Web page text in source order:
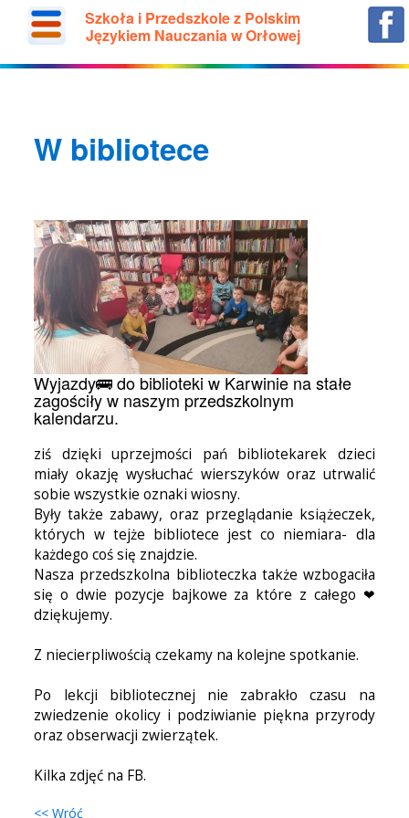
Szkoła i Przedszkole z Polskim
Językiem Nauczania w Orłowej
W bibliotece
Wyjazdy🚌 do biblioteki w Karwinie na stałe
zagościły w naszym przedszkolnym
kalendarzu.
ziś dzięki uprzejmości pań bibliotekarek dzieci
miały okazję wysłuchać wierszyków oraz utrwalić
sobie wszystkie oznaki wiosny.
Były także zabawy, oraz przeglądanie książeczek,
których w tejże bibliotece jest co niemiara- dla
każdego coś się znajdzie.
Nasza przedszkolna biblioteczka także wzbogaciła
się o dwie pozycje bajkowe za które z całego ❤
dziękujemy.
Z niecierpliwością czekamy na kolejne spotkanie.
Po lekcji bibliotecznej nie zabrakło czasu na
zwiedzenie okolicy i podziwianie piękna przyrody
oraz obserwacji zwierzątek.
Kilka zdjęć na FB.
<< Wróć